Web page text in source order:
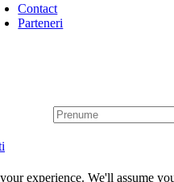
Contact
Parteneri
P
r
u
experience. We'll assume